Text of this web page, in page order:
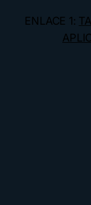
ENLACE 1: